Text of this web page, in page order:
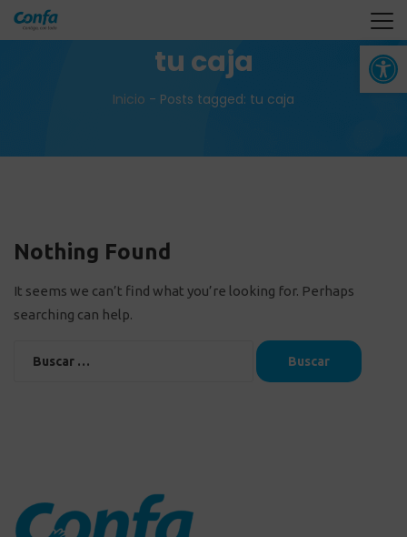
Abrir
tu caja
Inicio - Posts tagged: tu caja
Nothing Found
It seems we can’t find what you’re looking for. Perhaps
searching can help.